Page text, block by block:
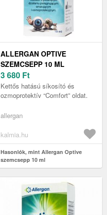
ALLERGAN OPTIVE
SZEMCSEPP 10 ML
3 680 Ft
Kettős hatású síkosító és
ozmoprotektív “Comfort” oldat.
allergan
kalmia.hu
Hasonlók, mint Allergan Optive
szemcsepp 10 ml